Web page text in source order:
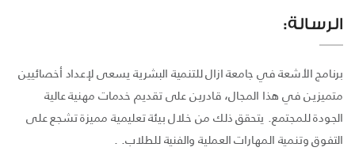
الرسالة:
برنامج الأشعة في جامعة ازال للتنمية البشرية يسعى لإعداد أخصائيين
متميزين في هذا المجال، قادرين على تقديم خدمات مهنية عالية
الجودة للمجتمع. يتحقق ذلك من خلال بيئة تعليمية مميزة تشجع على
التفوق وتنمية المهارات العملية والفنية للطلاب. .